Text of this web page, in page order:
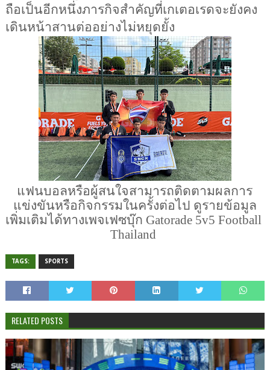
ถือเป็นอีกหนึ่งภารกิจสำคัญที่เกเตอเรดจะยังคง
เดินหน้าสานต่ออย่างไม่หยุดยั้ง
แฟนบอลหรือผู้สนใจสามารถติดตามผลการ
แข่งขันหรือกิจกรรมในครั้งต่อไป ดูรายข้อมูล
เพิ่มเติมได้ทางเพจเฟซบุ๊ก Gatorade 5v5 Football
Thailand
TAGS: SPORTS
RELATED POSTS